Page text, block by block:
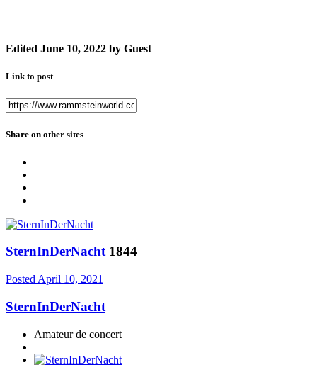
Edited June 10, 2022 by Guest
Link to post
Share on other sites
SternInDerNacht 1844
Posted April 10, 2021
SternInDerNacht
Amateur de concert